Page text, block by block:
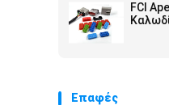
FCI
Επαφές